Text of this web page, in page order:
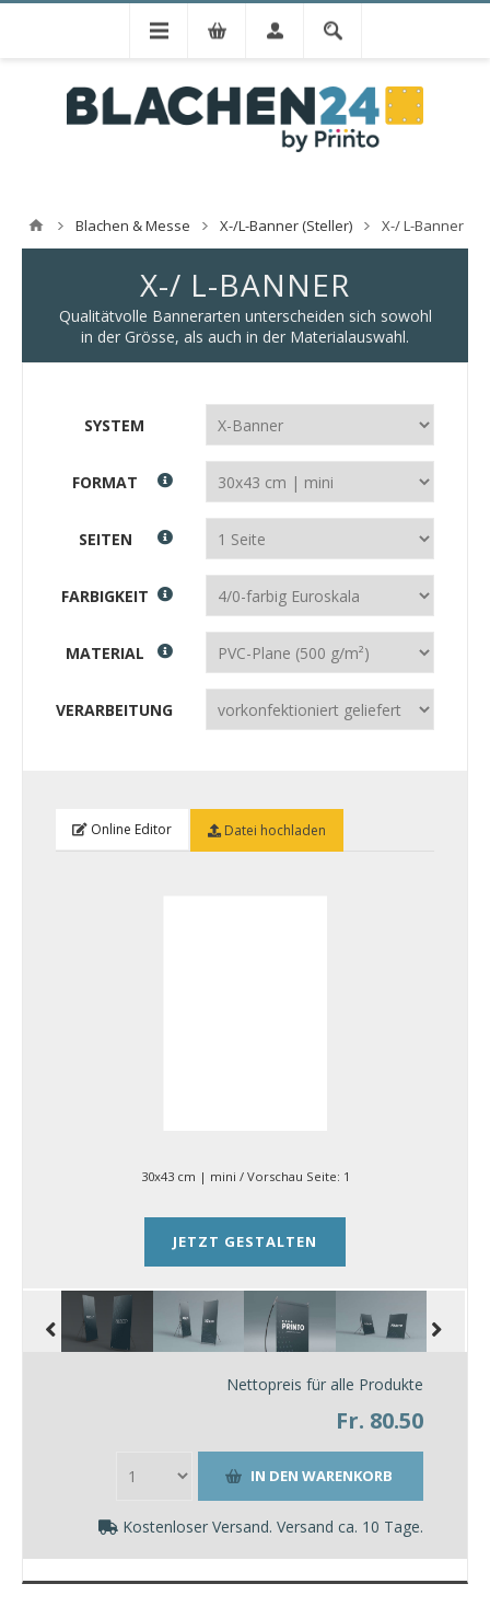
Blachen & Messe X-/L-Banner (Steller) X-/ L-Banner
X-/ L-BANNER
Qualitätvolle Bannerarten unterscheiden sich sowohl
in der Grösse, als auch in der Materialauswahl.
SYSTEM
FORMAT
SEITEN
FARBIGKEIT
MATERIAL
VERARBEITUNG
Online Editor Datei hochladen
30x43 cm | mini / Vorschau Seite: 1
JETZT GESTALTEN
Nettopreis für alle Produkte
Fr. 80.50
Kostenloser Versand. Versand ca. 10 Tage.